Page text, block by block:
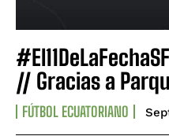
// Gracias a
FÚTBOL ECUATORIANO